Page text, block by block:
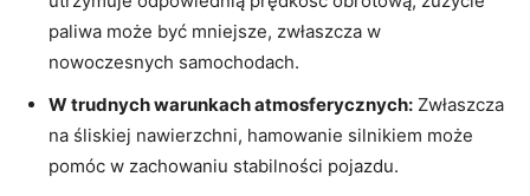
paliwa może być mniejsze, zwłaszcza w
nowoczesnych samochodach.
W trudnych warunkach atmosferycznych: Zwłaszcza
na śliskiej nawierzchni, hamowanie silnikiem może
pomóc w zachowaniu stabilności pojazdu.